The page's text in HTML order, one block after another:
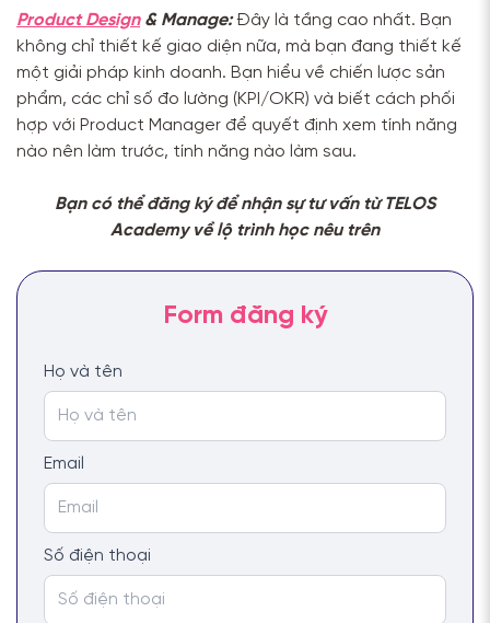
Product Design& Manage:Đây là tầng cao nhất. Bạn
không chỉ thiết kế giao diện nữa, mà bạn đang thiết kế
một giải pháp kinh doanh. Bạn hiểu về chiến lược sản
phẩm, các chỉ số đo lường (KPI/OKR) và biết cách phối
hợp với Product Manager để quyết định xem tính năng
nào nên làm trước, tính năng nào làm sau.
Bạn có thể đăng ký để nhận sự tư vấn từ TELOS
Academy về lộ trình học nêu trên
Họ và tên
Email
Số điện thoại